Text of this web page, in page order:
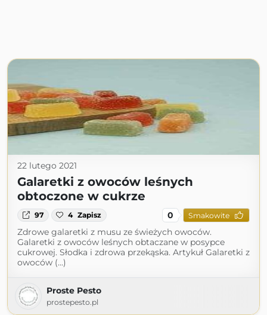
22 lutego 2021
Galaretki z owoców leśnych
obtoczone w cukrze
97 4 Zapisz 0 Smakowite
Zdrowe galaretki z musu ze świeżych owoców.
Galaretki z owoców leśnych obtaczane w posypce
cukrowej. Słodka i zdrowa przekąska. Artykuł Galaretki z
owoców (...)
Proste Pesto
prostepesto.pl